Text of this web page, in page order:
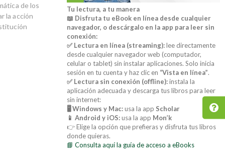
de los
la acción
Tu lectura, a tu manera
📖 Disfruta tu eBook en línea desde cualquier
navegador, o descárgalo en la app para leer sin
conexión:
✅ Lectura en línea (streaming):lee directamente
desde cualquier navegador web (computador,
celular o tablet) sin instalar aplicaciones. Solo inicia
sesión en tu cuenta y haz clic en “Vista en línea”.
✅ Lectura sin conexión (offline):instala la
aplicación adecuada y descarga tus libros para leer
sin internet:
🖥️ Windows y Mac:usa la app Scholar
📱 Android y iOS:usa la app Mon’k
👉 Elige la opción que prefieras y disfruta tus libros
donde quieras.
📘 Consulta aquí la guía de acceso a eBooks